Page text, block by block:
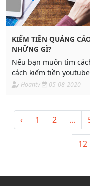
KIẾM TIỀN QUẢNG
NHỮNG GÌ?
Nếu bạn muốn tìm
cách kiếm tiền
các chiến dịch CPO,
Hoantv 05-08-2020
‹ 1 2 ...
12